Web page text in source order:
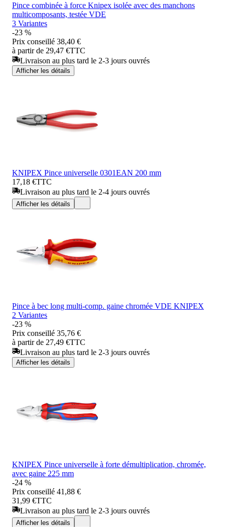
Pince combinée à force Knipex isolée avec des manchons
multicomposants, testée VDE
3 Variantes
-23 %
Prix conseillé 38,40 €
à partir de 29,47 €TTC
Livraison au plus tard le 2-3 jours ouvrés
Afficher les détails
KNIPEX Pince universelle 0301EAN 200 mm
17,18 €TTC
Livraison au plus tard le 2-4 jours ouvrés
Afficher les détails
Pince à bec long multi-comp. gaine chromée VDE KNIPEX
2 Variantes
-23 %
Prix conseillé 35,76 €
à partir de 27,49 €TTC
Livraison au plus tard le 2-3 jours ouvrés
Afficher les détails
KNIPEX Pince universelle à forte démultiplication, chromée,
avec gaine 225 mm
-24 %
Prix conseillé 41,88 €
31,99 €TTC
Livraison au plus tard le 2-3 jours ouvrés
Afficher les détails